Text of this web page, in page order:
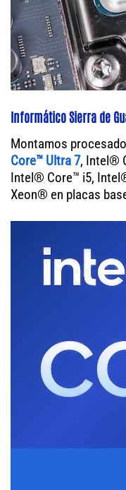
Informático Sierra de
Montamos
Core™ Ultra 7, Intel®
Intel® Core™ i5,
Xeon® en placas